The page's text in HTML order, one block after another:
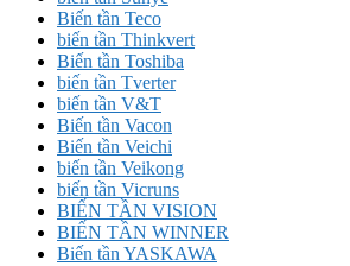
Biến tần Teco
biến tần Thinkvert
Biến tần Toshiba
biến tần Tverter
biến tần V&T
Biến tần Vacon
Biến tần Veichi
biến tần Veikong
biến tần Vicruns
BIẾN TẦN VISION
BIẾN TẦN WINNER
Biến tần YASKAWA